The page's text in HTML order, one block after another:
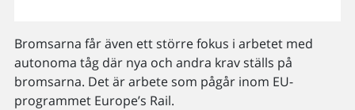
Bromsarna får även ett större fokus i arbetet med
autonoma tåg där nya och andra krav ställs på
bromsarna. Det är arbete som pågår inom EU-
programmet Europe’s Rail.